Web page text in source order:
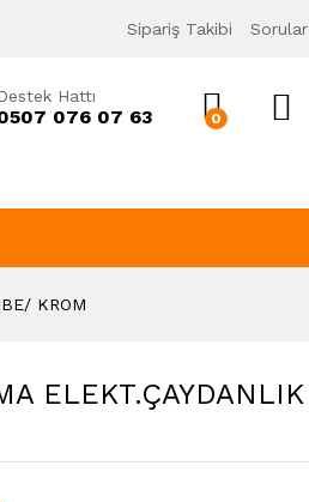
Sipariş Takibi Sorular
Hattı
076 07 63 0
KROM
ELEKT.ÇAYDANLIK
553,20